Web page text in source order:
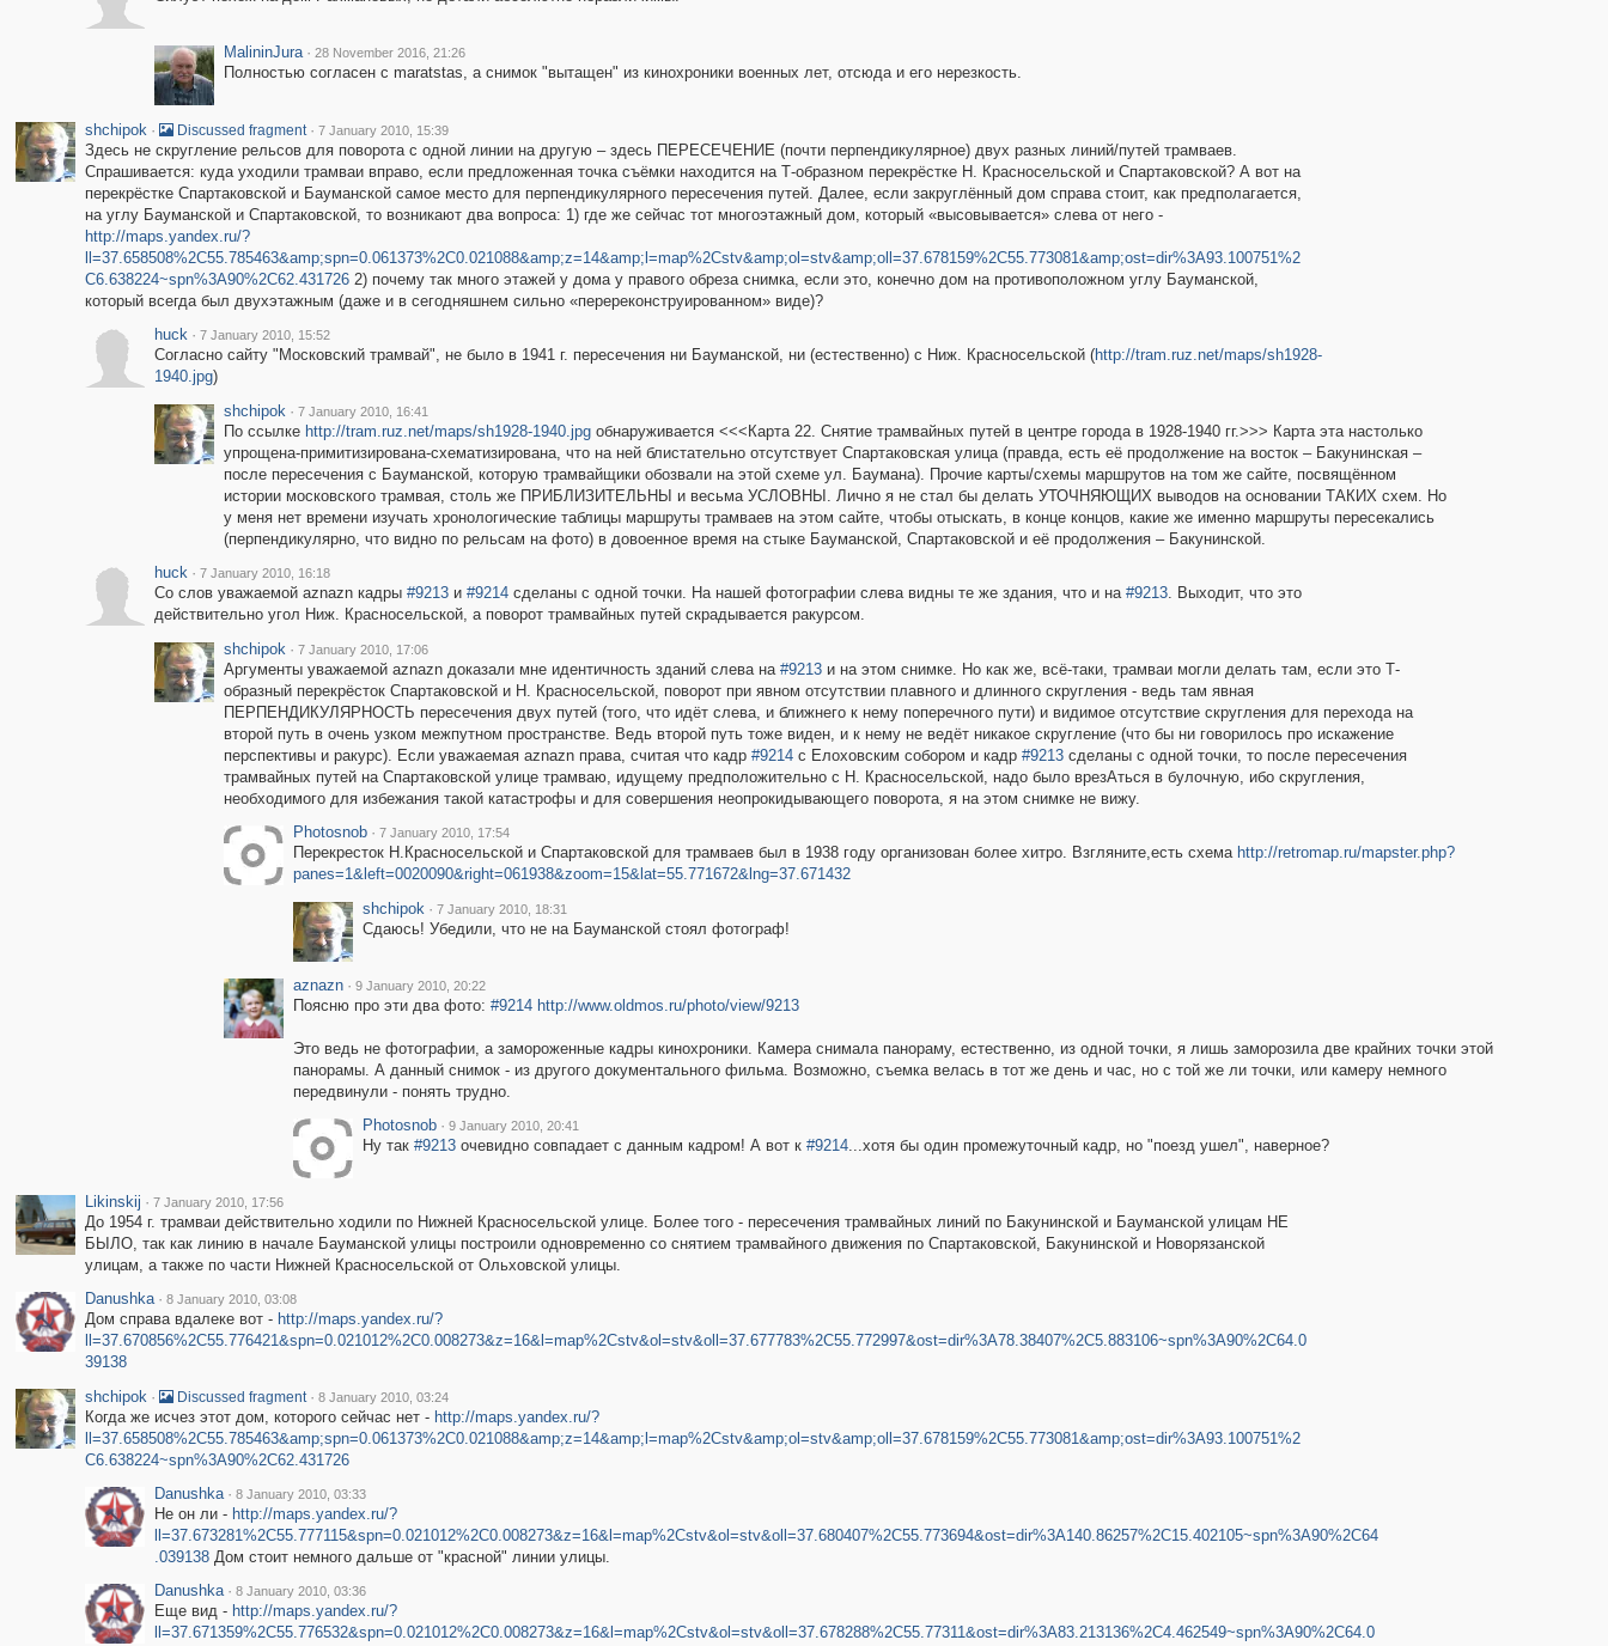
MalininJura · 28 November 2016, 21:26
Полностью согласен с maratstas, а снимок "вытащен" из кинохроники военных лет, отсюда и его нерезкость.
shchipok · Discussed fragment · 7 January 2010, 15:39
Здесь не скругление рельсов для поворота с одной линии на другую – здесь ПЕРЕСЕЧЕНИЕ (почти перпендикулярное) двух разных линий/путей трамваев.
Спрашивается: куда уходили трамваи вправо, если предложенная точка съёмки находится на Т-образном перекрёстке Н. Красносельской и Спартаковской? А вот на
перекрёстке Спартаковской и Бауманской самое место для перпендикулярного пересечения путей. Далее, если закруглённый дом справа стоит, как предполагается,
на углу Бауманской и Спартаковской, то возникают два вопроса: 1) где же сейчас тот многоэтажный дом, который «высовывается» слева от него -
http://maps.yandex.ru/?
ll=37.658508%2C55.785463&amp;spn=0.061373%2C0.021088&amp;z=14&amp;l=map%2Cstv&amp;ol=stv&amp;oll=37.678159%2C55.773081&amp;ost=dir%3A93.100751%2
C6.638224~spn%3A90%2C62.4317262) почему так много этажей у дома у правого обреза снимка, если это, конечно дом на противоположном углу Бауманской,
который всегда был двухэтажным (даже и в сегодняшнем сильно «перереконструированном» виде)?
huck · 7 January 2010, 15:52
Согласно сайту "Московский трамвай", не было в 1941 г. пересечения ни Бауманской, ни (естественно) с Ниж. Красносельской (http://tram.ruz.net/maps/sh1928-
1940.jpg)
shchipok · 7 January 2010, 16:41
По ссылке http://tram.ruz.net/maps/sh1928-1940.jpgобнаруживается <<<Карта 22. Снятие трамвайных путей в центре города в 1928-1940 гг.>>> Карта эта настолько
упрощена-примитизирована-схематизирована, что на ней блистательно отсутствует Спартаковская улица (правда, есть её продолжение на восток – Бакунинская –
после пересечения с Бауманской, которую трамвайщики обозвали на этой схеме ул. Баумана). Прочие карты/схемы маршрутов на том же сайте, посвящённом
истории московского трамвая, столь же ПРИБЛИЗИТЕЛЬНЫ и весьма УСЛОВНЫ. Лично я не стал бы делать УТОЧНЯЮЩИХ выводов на основании ТАКИХ схем. Но
у меня нет времени изучать хронологические таблицы маршруты трамваев на этом сайте, чтобы отыскать, в конце концов, какие же именно маршруты пересекались
(перпендикулярно, что видно по рельсам на фото) в довоенное время на стыке Бауманской, Спартаковской и её продолжения – Бакунинской.
huck · 7 January 2010, 16:18
Со слов уважаемой aznazn кадры #9213и #9214сделаны с одной точки. На нашей фотографии слева видны те же здания, что и на #9213. Выходит, что это
действительно угол Ниж. Красносельской, а поворот трамвайных путей скрадывается ракурсом.
shchipok · 7 January 2010, 17:06
Аргументы уважаемой aznazn доказали мне идентичность зданий слева на #9213и на этом снимке. Но как же, всё-таки, трамваи могли делать там, если это Т-
образный перекрёсток Спартаковской и Н. Красносельской, поворот при явном отсутствии плавного и длинного скругления - ведь там явная
ПЕРПЕНДИКУЛЯРНОСТЬ пересечения двух путей (того, что идёт слева, и ближнего к нему поперечного пути) и видимое отсутствие скругления для перехода на
второй путь в очень узком межпутном пространстве. Ведь второй путь тоже виден, и к нему не ведёт никакое скругление (что бы ни говорилось про искажение
перспективы и ракурс). Если уважаемая aznazn права, считая что кадр #9214с Елоховским собором и кадр #9213сделаны с одной точки, то после пересечения
трамвайных путей на Спартаковской улице трамваю, идущему предположительно с Н. Красносельской, надо было врезАться в булочную, ибо скругления,
необходимого для избежания такой катастрофы и для совершения неопрокидывающего поворота, я на этом снимке не вижу.
Photosnob · 7 January 2010, 17:54
Перекресток Н.Красносельской и Спартаковской для трамваев был в 1938 году организован более хитро. Взгляните,есть схема http://retromap.ru/mapster.php?
panes=1&left=0020090&right=061938&zoom=15&lat=55.771672&lng=37.671432
shchipok · 7 January 2010, 18:31
Сдаюсь! Убедили, что не на Бауманской стоял фотограф!
aznazn · 9 January 2010, 20:22
Поясню про эти два фото: #9214 http://www.oldmos.ru/photo/view/9213
Это ведь не фотографии, а замороженные кадры кинохроники. Камера снимала панораму, естественно, из одной точки, я лишь заморозила две крайних точки этой
панорамы. А данный снимок - из другого документального фильма. Возможно, съемка велась в тот же день и час, но с той же ли точки, или камеру немного
передвинули - понять трудно.
Photosnob · 9 January 2010, 20:41
Ну так #9213очевидно совпадает с данным кадром! А вот к #9214...хотя бы один промежуточный кадр, но "поезд ушел", наверное?
Likinskij · 7 January 2010, 17:56
До 1954 г. трамваи действительно ходили по Нижней Красносельской улице. Более того - пересечения трамвайных линий по Бакунинской и Бауманской улицам НЕ
БЫЛО, так как линию в начале Бауманской улицы построили одновременно со снятием трамвайного движения по Спартаковской, Бакунинской и Новорязанской
улицам, а также по части Нижней Красносельской от Ольховской улицы.
Danushka · 8 January 2010, 03:08
Дом справа вдалеке вот - http://maps.yandex.ru/?
ll=37.670856%2C55.776421&spn=0.021012%2C0.008273&z=16&l=map%2Cstv&ol=stv&oll=37.677783%2C55.772997&ost=dir%3A78.38407%2C5.883106~spn%3A90%2C64.0
39138
shchipok · Discussed fragment · 8 January 2010, 03:24
Когда же исчез этот дом, которого сейчас нет - http://maps.yandex.ru/?
ll=37.658508%2C55.785463&amp;spn=0.061373%2C0.021088&amp;z=14&amp;l=map%2Cstv&amp;ol=stv&amp;oll=37.678159%2C55.773081&amp;ost=dir%3A93.100751%2
C6.638224~spn%3A90%2C62.431726
Danushka · 8 January 2010, 03:33
Не он ли - http://maps.yandex.ru/?
ll=37.673281%2C55.777115&spn=0.021012%2C0.008273&z=16&l=map%2Cstv&ol=stv&oll=37.680407%2C55.773694&ost=dir%3A140.86257%2C15.402105~spn%3A90%2C64
.039138Дом стоит немного дальше от "красной" линии улицы.
Danushka · 8 January 2010, 03:36
Еще вид - http://maps.yandex.ru/?
ll=37.671359%2C55.776532&spn=0.021012%2C0.008273&z=16&l=map%2Cstv&ol=stv&oll=37.678288%2C55.77311&ost=dir%3A83.213136%2C4.462549~spn%3A90%2C64.0